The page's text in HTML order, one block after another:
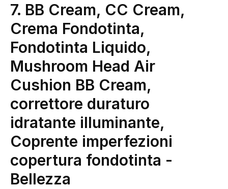
7. BB Cream, CC Cream,
Crema Fondotinta,
Fondotinta Liquido,
Mushroom Head Air
Cushion BB Cream,
correttore duraturo
idratante illuminante,
Coprente imperfezioni
copertura fondotinta -
Bellezza